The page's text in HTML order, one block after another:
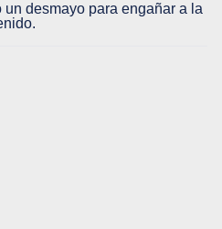
desmayo para engañar a la